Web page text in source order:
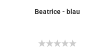
Beatrice - blau